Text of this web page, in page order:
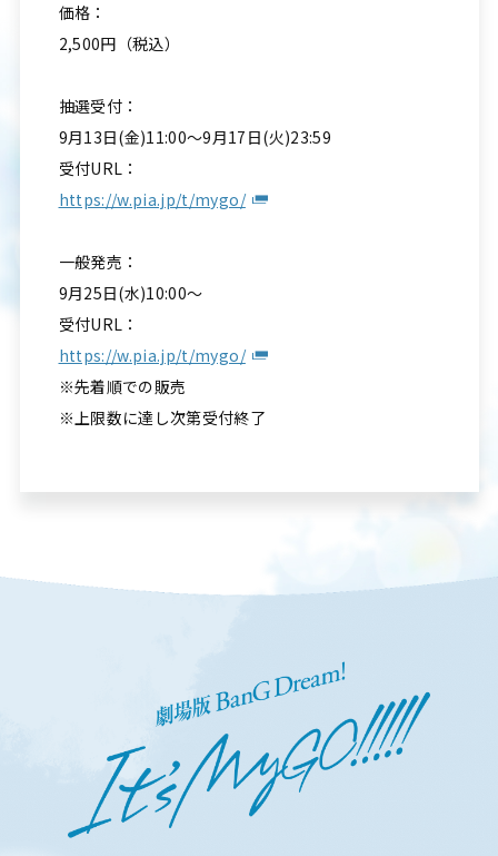
価格：
2,500円（税込）
抽選受付：
9月13日(金)11:00～9月17日(火)23:59
受付URL：
https://w.pia.jp/t/mygo/
一般発売：
9月25日(水)10:00～
受付URL：
https://w.pia.jp/t/mygo/
※先着順での販売
※上限数に達し次第受付終了